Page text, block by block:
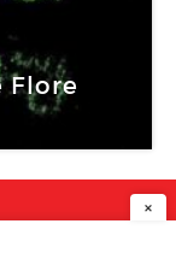
Flore
×